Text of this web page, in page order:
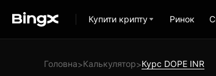
Купити крипту Ринок
Головна>Калькулятор>Курс DOPE INR